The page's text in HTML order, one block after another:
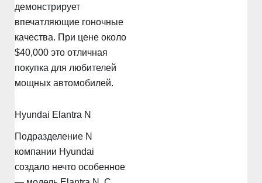
демонстрирует
впечатляющие гоночные
качества. При цене около
$40,000 это отличная
покупка для любителей
мощных автомобилей.
Hyundai Elantra N
Подразделение N
компании Hyundai
создало нечто особенное